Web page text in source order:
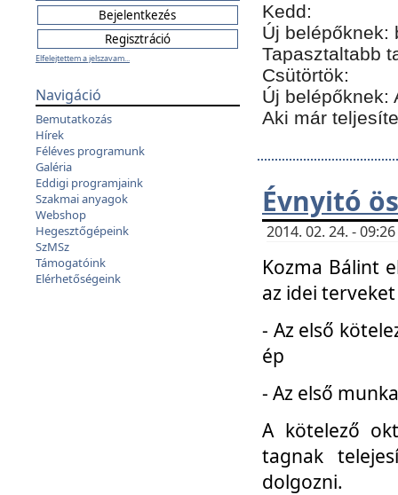
Elfelejtettem a jelszavam...
Navigáció
Bemutatkozás
Hírek
Féléves programunk
Galéria
Eddigi programjaink
Szakmai anyagok
Webshop
Hegesztőgépeink
SzMSz
Támogatóink
Elérhetőségeink
Kedd:
Új belépőknek:
Tapasztaltabb
Csütörtök:
Új belépőknek:
Aki már
Évnyitó
2014. 02. 24. -
Kozma Bálint
az idei
- Az első
ép
- Az első
A kötelező
tagnak
dolgozni.